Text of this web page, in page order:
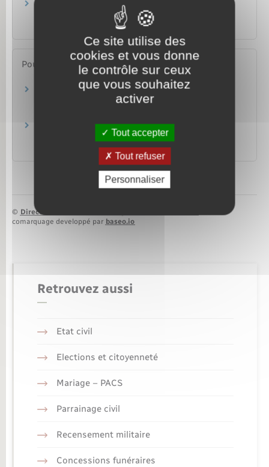
Communications électroniques (téléphone,
internet, télévision)
Argent – Impôts – Consommation
Pour en savoir plus
Bloctel (liste d'opposition au démarchage
33 700 (lutte contre les spams vocaux et SMS)
Association française du multimédia mobile (AFMM)
© Direction de l’information légale et administrative
comarquage developpé par baseo.io
Retrouvez aussi
Etat civil
Elections et citoyenneté
Mariage – PACS
Parrainage civil
Recensement militaire
Concessions funéraires
Ce site utilise des
cookies et vous donne
le contrôle sur ceux
que vous souhaitez
activer
Tout accepter
Tout refuser
Personnaliser